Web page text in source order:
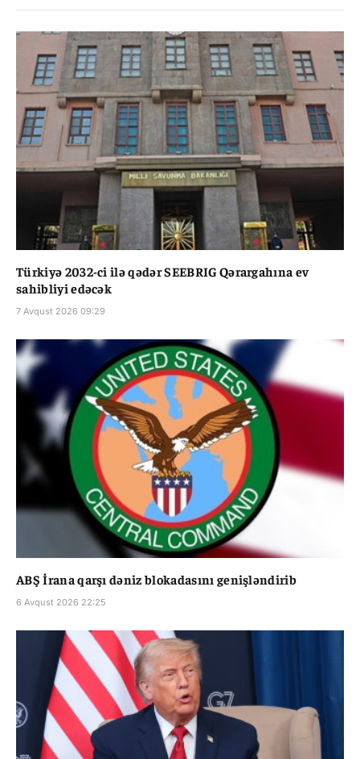
Türkiyə 2032-ci ilə qədər SEEBRIG Qərargahına ev
sahibliyi edəcək
7 Avqust 2026 09:29
ABŞ İrana qarşı dəniz blokadasını genişləndirib
6 Avqust 2026 22:25